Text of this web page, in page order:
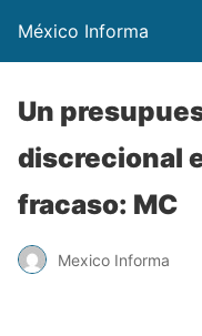
México Informa
Un
discrecional
fracaso: MC
Mexico Informa